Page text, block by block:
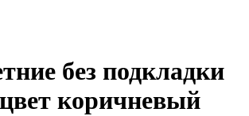
без подкладки
коричневый